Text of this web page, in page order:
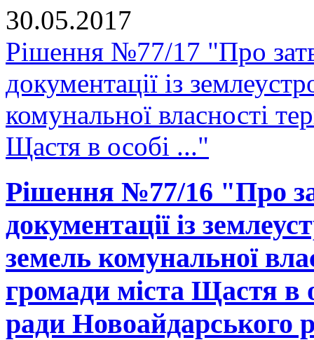
30.05.2017
Рішення №77/17 "Про
документації із
комунальної власності
Щастя в особі ..."
Рішення №77/16 "Про
документації із
земель комунальної
громади міста Щастя в
ради Новоайдарського